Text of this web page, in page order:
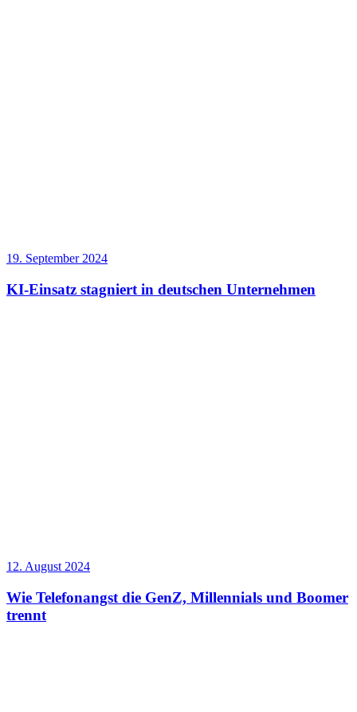
19. September 2024
KI-Einsatz stagniert in deutschen Unternehmen
12. August 2024
Wie Telefonangst die GenZ, Millennials und Boomer
trennt